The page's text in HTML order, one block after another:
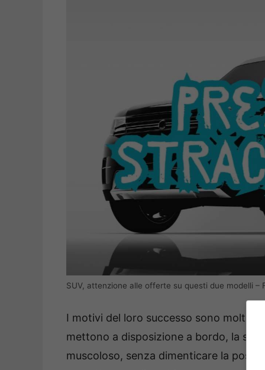
SUV, attenzione alle offerte su questi due modelli –
I motivi del loro successo sono
mettono a disposizione a bordo, la
muscoloso, senza dimenticare la